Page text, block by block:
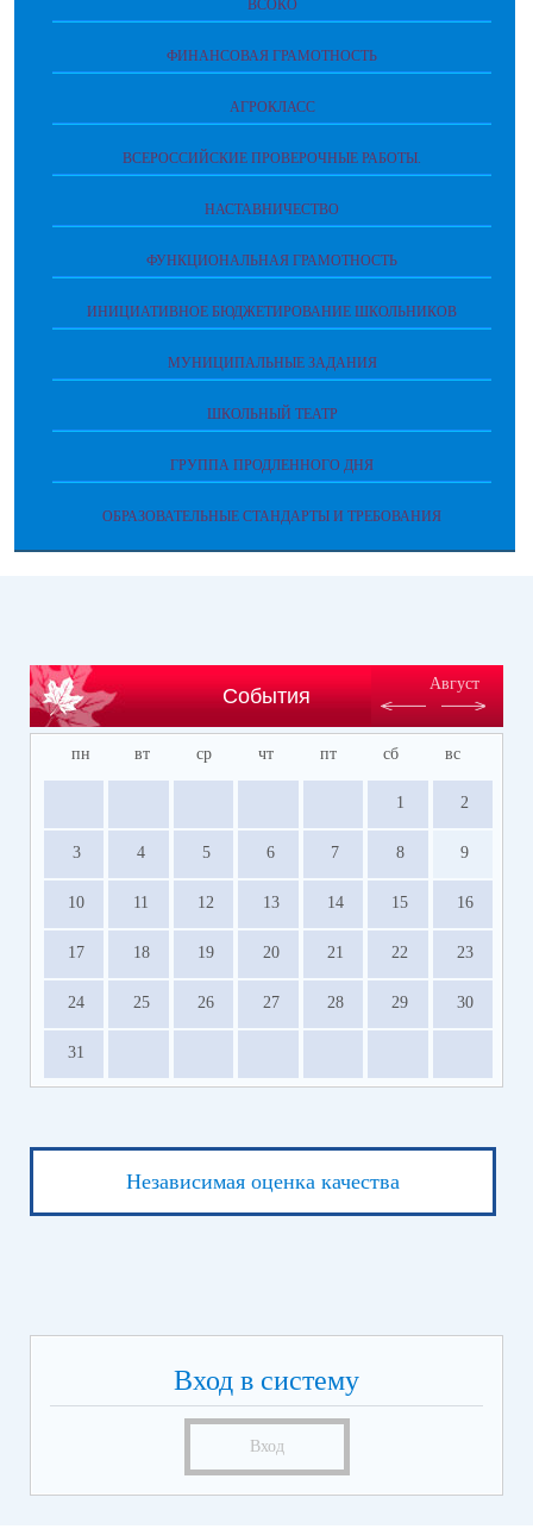
ВСОКО
ФИНАНСОВАЯ ГРАМОТНОСТЬ
АГРОКЛАСС
ВСЕРОССИЙСКИЕ ПРОВЕРОЧНЫЕ РАБОТЫ.
НАСТАВНИЧЕСТВО
ФУНКЦИОНАЛЬНАЯ ГРАМОТНОСТЬ
ИНИЦИАТИВНОЕ БЮДЖЕТИРОВАНИЕ ШКОЛЬНИКОВ
МУНИЦИПАЛЬНЫЕ ЗАДАНИЯ
ШКОЛЬНЫЙ ТЕАТР
ГРУППА ПРОДЛЕННОГО ДНЯ
ОБРАЗОВАТЕЛЬНЫЕ СТАНДАРТЫ И ТРЕБОВАНИЯ
События
Август
пн вт ср чт пт сб вс
1 2
3 4 5 6 7 8 9
10 11 12 13 14 15 16
17 18 19 20 21 22 23
24 25 26 27 28 29 30
31
Независимая оценка качества
Вход в систему
Вход